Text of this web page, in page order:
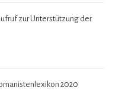
zur Unterstützung der
2020